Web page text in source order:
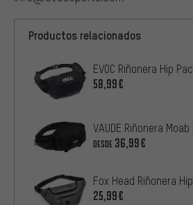
Productos relacionados
EVOC Riñonera Hip
58,99€
VAUDE Riñonera
DESDE 36,99€
Fox Head Riñonera
25,99€